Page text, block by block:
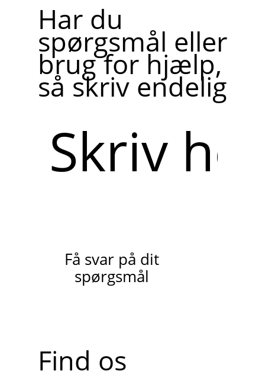
Har du
spørgsmål eller
brug for hjælp,
så skriv endelig
her
Få svar på dit
spørgsmål
Find os